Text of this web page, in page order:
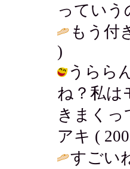
っていう
もう付
)
うらら
ね？私は
きまく
アキ (
すごい